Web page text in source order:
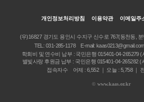
개인정보처리방침 이용약관 이메일주
(우)16827 경기도 용인시 수지구 신수로 767(동천동,
TEL: 031-285-1178 E-mail:
학회비 및 연수비 납부 : 국민은행 015401-04-265279
별빛사랑 후원금 납부 : 국민은행 015401-04-265282
접속자수 어제 : 6,552 ｜ 오늘 : 5,758 ｜
© www.kaas.or.kr